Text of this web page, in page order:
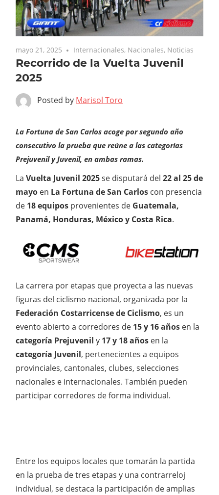
mayo 21, 2025 Internacionales, Nacionales, Noticias
Recorrido de la Vuelta Juvenil
2025
Posted by Marisol Toro
La Fortuna de San Carlos acoge por segundo año
consecutivo la prueba que reúne a las categorías
Prejuvenil y Juvenil, en ambas ramas.
La Vuelta Juvenil 2025se disputará del 22 al 25 de
mayo en La Fortuna de San Carlos con presencia
de 18 equipos provenientes de Guatemala,
Panamá, Honduras, México y Costa Rica.
La carrera por etapas que proyecta a las nuevas
figuras del ciclismo nacional, organizada por la
Federación Costarricense de Ciclismo, es un
evento abierto a corredores de 15 y 16 años en la
categoría Prejuvenil y 17 y 18 años en la
categoría Juvenil, pertenecientes a equipos
provinciales, cantonales, clubes, selecciones
nacionales e internacionales. También pueden
participar corredores de forma individual.
Entre los equipos locales que tomarán la partida
en la prueba de tres etapas y una contrarreloj
individual, se destaca la participación de amplias